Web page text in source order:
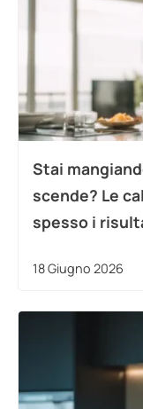
Stai
scende? Le
spesso i
18 Giugno 2026